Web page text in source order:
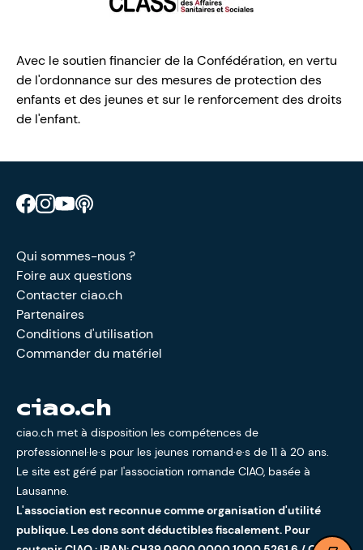
Avec le soutien financier de la Confédération, en vertu
de l'ordonnance sur des mesures de protection des
enfants et des jeunes et sur le renforcement des droits
de l'enfant.
Retrouve CIAO sur Facebook
Retrouve CIAO sur Instagram
Retrouve CIAO sur YouTube
Qui sommes-nous ?
Foire aux questions
Contacter ciao.ch
Partenaires
Conditions d'utilisation
Commander du matériel
ciao.ch
ciao.ch met à disposition les compétences de
professionnel·le·s pour les jeunes romand·e·s de 11 à 20 ans.
Le site est géré par l'association romande CIAO, basée à
Lausanne.
L'association est reconnue comme organisation d'utilité
publique. Les dons sont déductibles fiscalement. Pour